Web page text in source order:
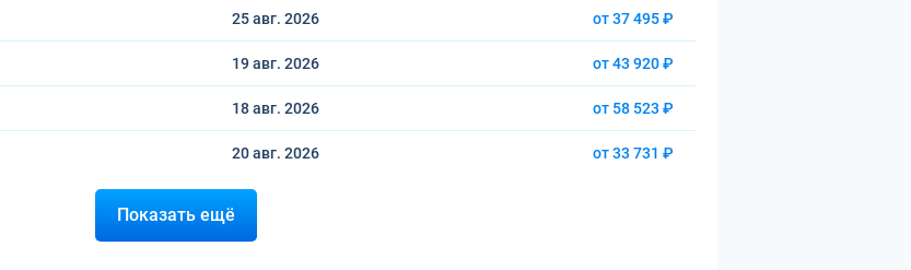
25 авг. 2026 от 37 495 ₽
19 авг. 2026 от 43 920 ₽
18 авг. 2026 от 58 523 ₽
20 авг. 2026 от 33 731 ₽
Показать ещё